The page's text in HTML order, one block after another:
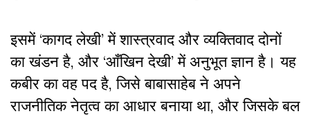
इसमें ‘कागद लेखी’ में शास्त्रवाद और व्यक्तिवाद दोनों
का खंडन है, और ‘आँखिन देखी’ में अनुभूत ज्ञान है। यह
कबीर का वह पद है, जिसे बाबासाहेब ने अपने
राजनीतिक नेतृत्व का आधार बनाया था, और जिसके बल